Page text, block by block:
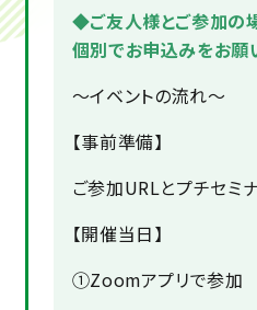
◆ご友人様とご参加の
個別でお申込みをお願
～イベントの流れ～
【事前準備】
ご参加URLとプチセミ
【開催当日】
①Zoomアプリで参加